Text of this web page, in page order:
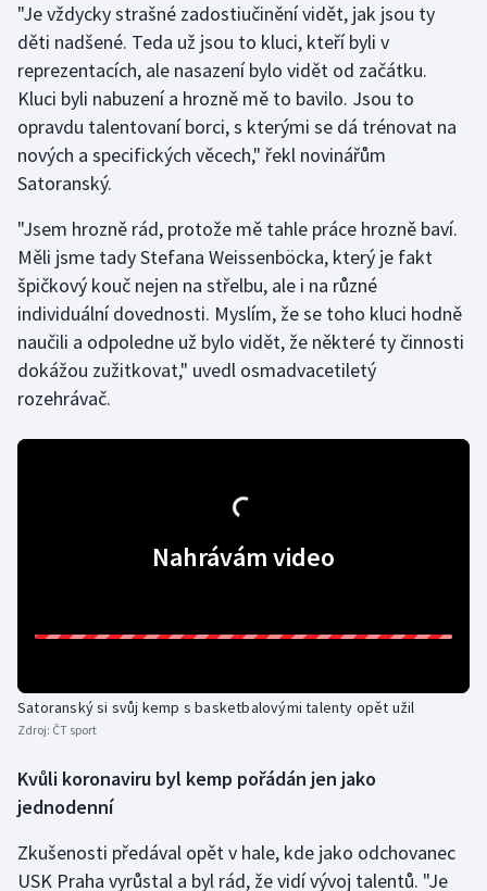
Házená
Jezdectví
Judo
Krasobruslení
Lezení
Lyže a snowboard
Moderní pětiboj
Motorsport
Olympijské hry
Ragby
Rychlobruslení
Short track
Sportovní střelba
"Je vždycky strašné zadostiučinění vidět, jak jsou ty
děti nadšené. Teda už jsou to kluci, kteří byli v
reprezentacích, ale nasazení bylo vidět od začátku.
Kluci byli nabuzení a hrozně mě to bavilo. Jsou to
opravdu talentovaní borci, s kterými se dá trénovat na
nových a specifických věcech," řekl novinářům
Satoranský.
"Jsem hrozně rád, protože mě tahle práce hrozně baví.
Měli jsme tady Stefana Weissenböcka, který je fakt
špičkový kouč nejen na střelbu, ale i na různé
individuální dovednosti. Myslím, že se toho kluci hodně
naučili a odpoledne už bylo vidět, že některé ty činnosti
dokážou zužitkovat," uvedl osmadvacetiletý
rozehrávač.
Nahrávám video
Satoranský si svůj kemp s basketbalovými talenty opět užil
Zdroj: ČT sport
Kvůli koronaviru byl kemp pořádán jen jako
jednodenní
Zkušenosti předával opět v hale, kde jako odchovanec
USK Praha vyrůstal a byl rád, že vidí vývoj talentů. "Je